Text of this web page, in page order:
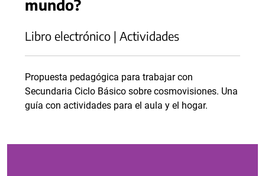
mundo?
Libro electrónico | Actividades
Propuesta pedagógica para trabajar con
Secundaria Ciclo Básico sobre cosmovisiones. Una
guía con actividades para el aula y el hogar.